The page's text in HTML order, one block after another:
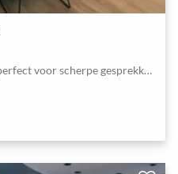
Stille, lichte vergaderruimte – perfect voor scherpe gesprekken